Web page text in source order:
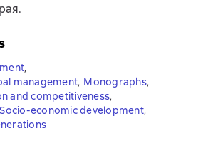
,
management, Monographs,
and competitiveness,
Socio-economic development,